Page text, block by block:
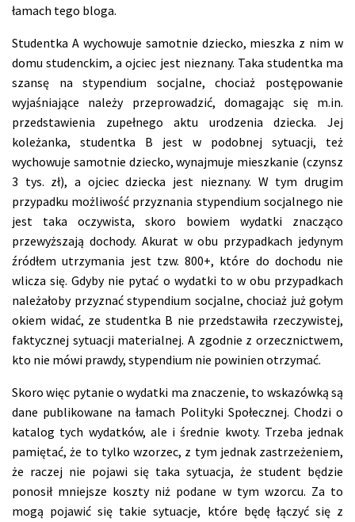
łamach tego bloga.
Studentka A wychowuje samotnie dziecko, mieszka z nim w
domu studenckim, a ojciec jest nieznany. Taka studentka ma
szansę na stypendium socjalne, chociaż postępowanie
wyjaśniające należy przeprowadzić, domagając się m.in.
przedstawienia zupełnego aktu urodzenia dziecka. Jej
koleżanka, studentka B jest w podobnej sytuacji, też
wychowuje samotnie dziecko, wynajmuje mieszkanie (czynsz
3 tys. zł), a ojciec dziecka jest nieznany. W tym drugim
przypadku możliwość przyznania stypendium socjalnego nie
jest taka oczywista, skoro bowiem wydatki znacząco
przewyższają dochody. Akurat w obu przypadkach jedynym
źródłem utrzymania jest tzw. 800+, które do dochodu nie
wlicza się. Gdyby nie pytać o wydatki to w obu przypadkach
należałoby przyznać stypendium socjalne, chociaż już gołym
okiem widać, ze studentka B nie przedstawiła rzeczywistej,
faktycznej sytuacji materialnej. A zgodnie z orzecznictwem,
kto nie mówi prawdy, stypendium nie powinien otrzymać.
Skoro więc pytanie o wydatki ma znaczenie, to wskazówką są
dane publikowane na łamach Polityki Społecznej. Chodzi o
katalog tych wydatków, ale i średnie kwoty. Trzeba jednak
pamiętać, że to tylko wzorzec, z tym jednak zastrzeżeniem,
że raczej nie pojawi się taka sytuacja, że student będzie
ponosił mniejsze koszty niż podane w tym wzorcu. Za to
mogą pojawić się takie sytuacje, które będę łączyć się z